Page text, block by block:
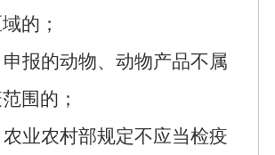
的；
申报的动物、动物产品不属
围的；
农业农村部规定不应当检疫